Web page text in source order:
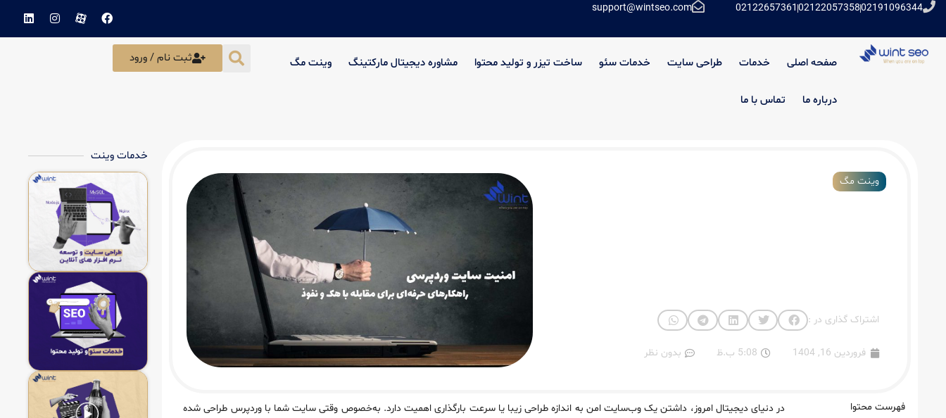
02191096344
02122057358
02122657361
support@wintseo.com
صفحه اصلی خدمات طراحی سایت خدمات سئو ساخت تیزر و تولید محتوا مشاوره دیجیتال مارکتینگ وینت مگ
درباره ما تماس با ما
ثبت نام / ورود
وینت مگ
اشتراک گذاری در :
فروردین 16, 1404 5:08 ب.ظ بدون نظر
فهرست محتوا
در دنیای دیجیتال امروز، داشتن یک وب‌سایت امن به اندازه طراحی زیبا یا سرعت بارگذاری اهمیت دارد. به‌خصوص وقتی سایت شما با وردپرس طراحی شده
خدمات وینت